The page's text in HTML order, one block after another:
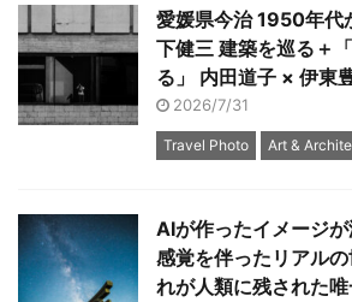
愛媛県今治 1950年
下健三 建築を巡る＋
る」 内田道子 × 伊東
2026/7/31
Travel Photo Art &
AIが作ったイメージ
感覚を伴ったリアル
れが人類に残された